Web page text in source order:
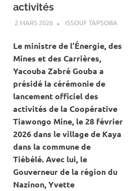
activités
2 MARS 2026 ISSOUF TAPSOBA
Le ministre de l’Énergie, des
Mines et des Carrières,
Yacouba Zabré Gouba a
présidé la cérémonie de
lancement officiel des
activités de la Coopérative
Tiawongo Mine, le 28 février
2026 dans le village de Kaya
dans la commune de
Tiébélé. Avec lui, le
Gouverneur de la région du
Nazinon, Yvette